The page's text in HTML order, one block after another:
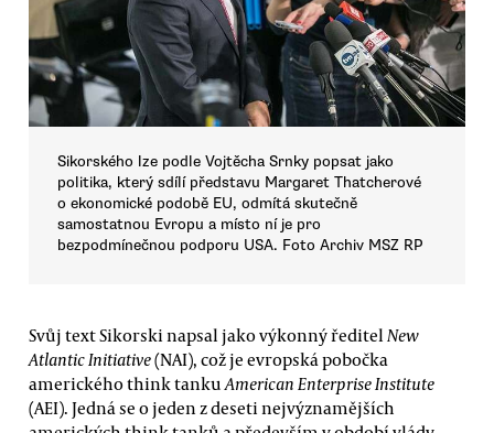
Sikorského lze podle Vojtěcha Srnky popsat jako
politika, který sdílí představu Margaret Thatcherové
o ekonomické podobě EU, odmítá skutečně
samostatnou Evropu a místo ní je pro
bezpodmínečnou podporu USA. Foto Archiv MSZ RP
Svůj text Sikorski napsal jako výkonný ředitel New
Atlantic Initiative(NAI), což je evropská pobočka
amerického think tanku American Enterprise Institute
(AEI). Jedná se o jeden z deseti nejvýznamějších